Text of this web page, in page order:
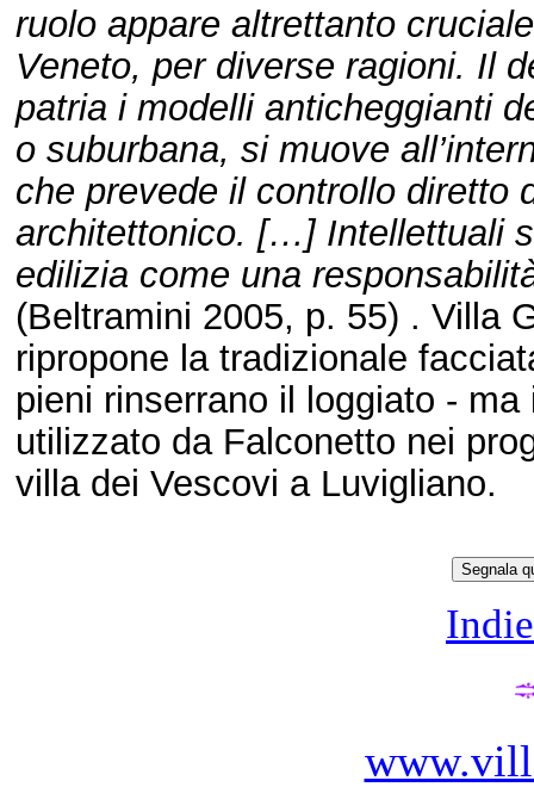
ruolo appare altrettanto
Veneto, per diverse ragioni. Il
patria i modelli anticheggianti
o suburbana, si muove
che prevede il controllo diretto
architettonico. […] Intellettuali
edilizia come una
(Beltramini 2005, p. 55) . Villa
ripropone la tradizionale
pieni rinserrano il loggiato - ma
utilizzato da Falconetto nei
villa dei Vescovi a Luvigliano.